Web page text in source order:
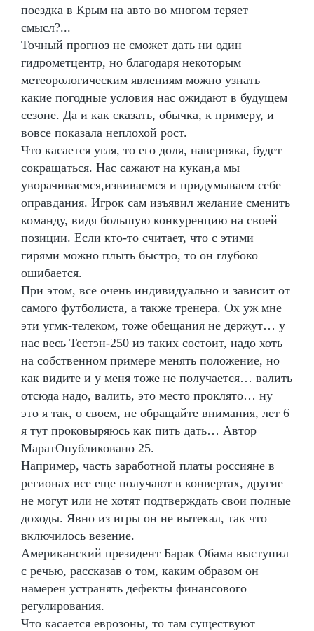
поездка в Крым на авто во многом теряет
смысл?...
Точный прогноз не сможет дать ни один
гидрометцентр, но благодаря некоторым
метеорологическим явлениям можно узнать
какие погодные условия нас ожидают в будущем
сезоне. Да и как сказать, обычка, к примеру, и
вовсе показала неплохой рост.
Что касается угля, то его доля, наверняка, будет
сокращаться. Нас сажают на кукан,а мы
уворачиваемся,извиваемся и придумываем себе
оправдания. Игрок сам изъявил желание сменить
команду, видя большую конкуренцию на своей
позиции. Если кто-то считает, что с этими
гирями можно плыть быстро, то он глубоко
ошибается.
При этом, все очень индивидуально и зависит от
самого футболиста, а также тренера. Ох уж мне
эти угмк-телеком, тоже обещания не держут… у
нас весь Тестэн-250 из таких состоит, надо хоть
на собственном примере менять положение, но
как видите и у меня тоже не получается… валить
отсюда надо, валить, это место проклято… ну
это я так, о своем, не обращайте внимания, лет 6
я тут проковыряюсь как пить дать… Автор
МаратОпубликовано 25.
Например, часть заработной платы россияне в
регионах все еще получают в конвертах, другие
не могут или не хотят подтверждать свои полные
доходы. Явно из игры он не вытекал, так что
включилось везение.
Американский президент Барак Обама выступил
с речью, рассказав о том, каким образом он
намерен устранять дефекты финансового
регулирования.
Что касается еврозоны, то там существуют